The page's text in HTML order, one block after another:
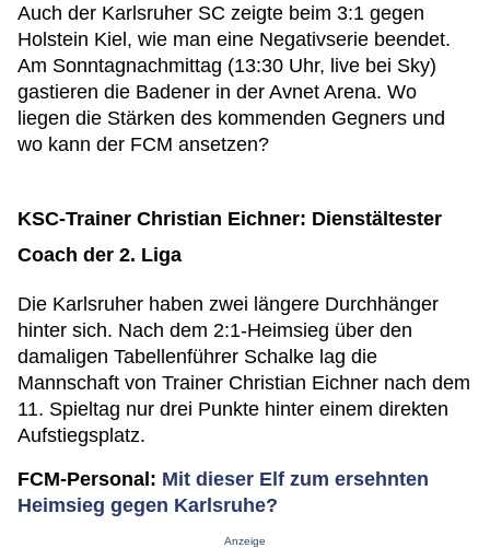
Auch der Karlsruher SC zeigte beim 3:1 gegen
Holstein Kiel, wie man eine Negativserie beendet.
Am Sonntagnachmittag (13:30 Uhr, live bei Sky)
gastieren die Badener in der Avnet Arena. Wo
liegen die Stärken des kommenden Gegners und
wo kann der FCM ansetzen?
KSC-Trainer Christian Eichner: Dienstältester
Coach der 2. Liga
Die Karlsruher haben zwei längere Durchhänger
hinter sich. Nach dem 2:1-Heimsieg über den
damaligen Tabellenführer Schalke lag die
Mannschaft von Trainer Christian Eichner nach dem
11. Spieltag nur drei Punkte hinter einem direkten
Aufstiegsplatz.
FCM-Personal: Mit dieser Elf zum ersehnten
Heimsieg gegen Karlsruhe?
Anzeige